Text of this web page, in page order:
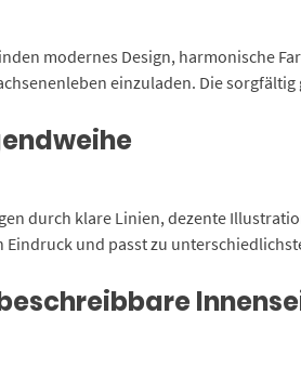
modernes Design, harmonische
einzuladen. Die
durch klare Linien, dezente
und passt zu